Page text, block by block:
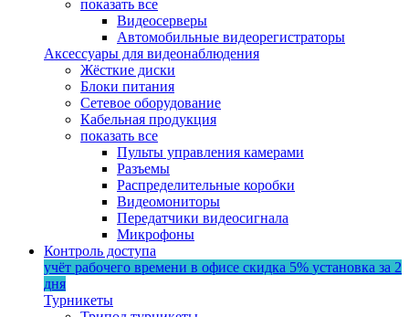
показать все
Видеосерверы
Автомобильные видеорегистраторы
Аксессуары для видеонаблюдения
Жёсткие диски
Блоки питания
Сетевое оборудование
Кабельная продукция
показать все
Пульты управления камерами
Разъемы
Распределительные коробки
Видеомониторы
Передатчики видеосигнала
Микрофоны
Контроль доступа
учёт рабочего времени в офисе скидка 5% установка за 2
дня
Турникеты